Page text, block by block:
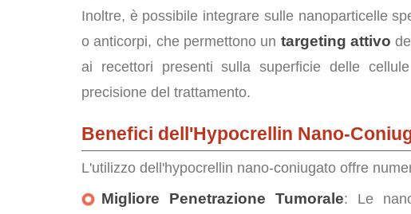
Inoltre, è possibile integrare sulle nanoparticelle
o anticorpi, che permettono un targeting attivo
ai recettori presenti sulla superficie delle
precisione del trattamento.
Benefici dell'Hypocrellin Nano-
L'utilizzo dell'hypocrellin nano-coniugato offre
Migliore Penetrazione Tumorale: Le